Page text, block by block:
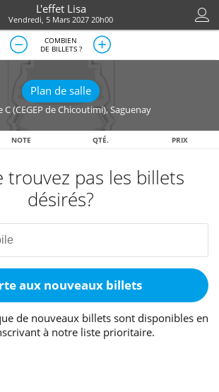
L'effet Lisa
Vendredi, 5 Mars 2027 20h00
COMBIEN
DE BILLETS ?
Plan de salle
C (CEGEP de Chicoutimi),Saguenay
NOTE QTÉ. PRIX
trouvez pas les billets
désirés?
aux nouveaux billets
de nouveaux billets sont disponibles en
à notre liste prioritaire.